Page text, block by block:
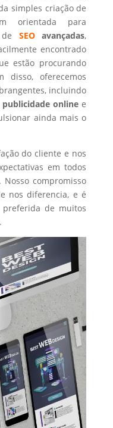
simples criação de
orientada para
SEOavançadas,
encontrado
estão procurando
disso, oferecemos
incluindo
publicidade online e
ainda mais o
do cliente e nos
em todos
compromisso
nos diferencia, e é
de muitos